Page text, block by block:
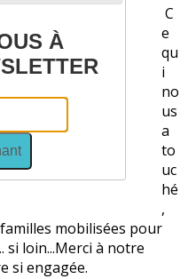
C
e
qu
i
no
us
a
to
uc
hé
,
mobilisées pour
si loin...Merci à notre
si engagée.
À